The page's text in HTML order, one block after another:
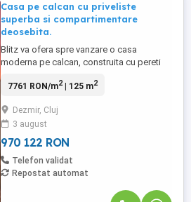
Casa pe calcan cu priveliste
superba si compartimentare
deosebita.
Blitz va ofera spre vanzare o casa
moderna pe calcan, construita cu pereti
Dezmir, pe un teren de 250 mp, cu
inca 100 mp pentru doar 10.000 EUR, fara
aplicarea TVA-ului astfel insumand un
teren total de 365mp. ...
7761 RON/m2| 125 m2
Dezmir, Cluj
3 august
970 122 RON
Telefon validat
Repostat automat